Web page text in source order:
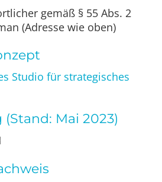
gemäß § 55 Abs. 2
(Adresse wie oben)
Studio für strategisches
Mai 2023)